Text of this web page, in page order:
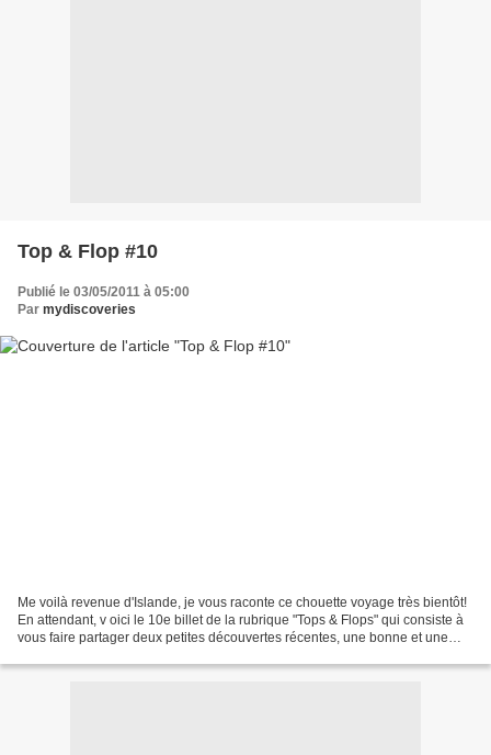
Top & Flop #10
Publié le 03/05/2011 à 05:00
Par mydiscoveries
Me voilà revenue d'Islande, je vous raconte ce chouette voyage très bientôt!
En attendant, v oici le 10e billet de la rubrique "Tops & Flops" qui consiste à
vous faire partager deux petites découvertes récentes, une bonne et une